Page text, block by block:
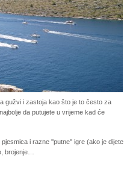
gužvi i zastoja kao što je to često za
da putujete u vrijeme kad će
i razne ''putne'' igre (ako je dijete
brojenje…